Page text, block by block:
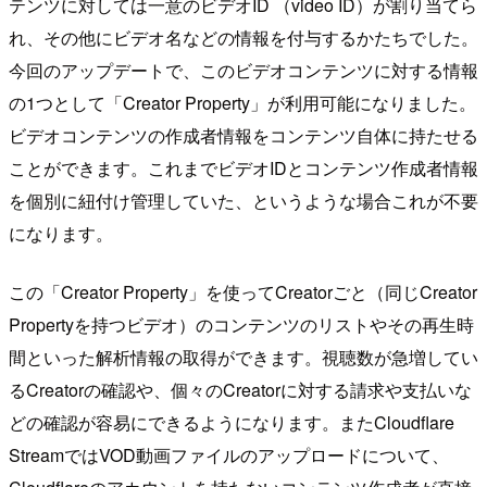
れ、その他にビデオ名などの情報を付与するかたちでした。
今回のアップデートで、このビデオコンテンツに対する情報
の1つとして「Creator Property」が利用可能になりました。
ビデオコンテンツの作成者情報をコンテンツ自体に持たせる
ことができます。これまでビデオIDとコンテンツ作成者情報
を個別に紐付け管理していた、というような場合これが不要
になります。
この「Creator Property」を使ってCreatorごと（同じCreator
Propertyを持つビデオ）のコンテンツのリストやその再生時
間といった解析情報の取得ができます。視聴数が急増してい
るCreatorの確認や、個々のCreatorに対する請求や支払いな
どの確認が容易にできるようになります。またCloudflare
StreamではVOD動画ファイルのアップロードについて、